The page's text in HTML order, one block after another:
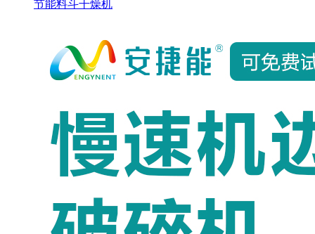
节能料斗干燥机